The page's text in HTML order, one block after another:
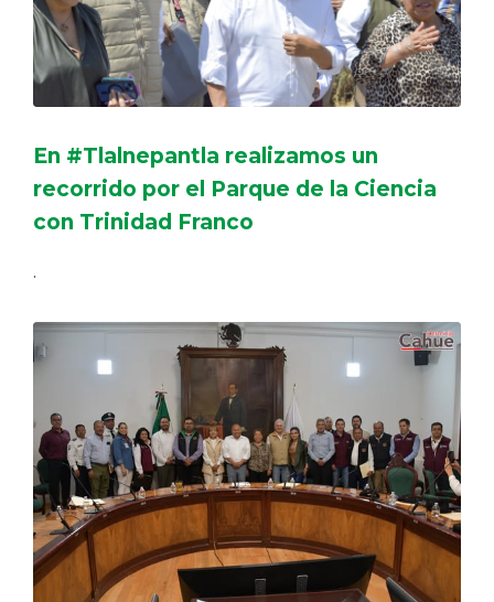
En #Tlalnepantla realizamos un
recorrido por el Parque de la Ciencia
con Trinidad Franco
.